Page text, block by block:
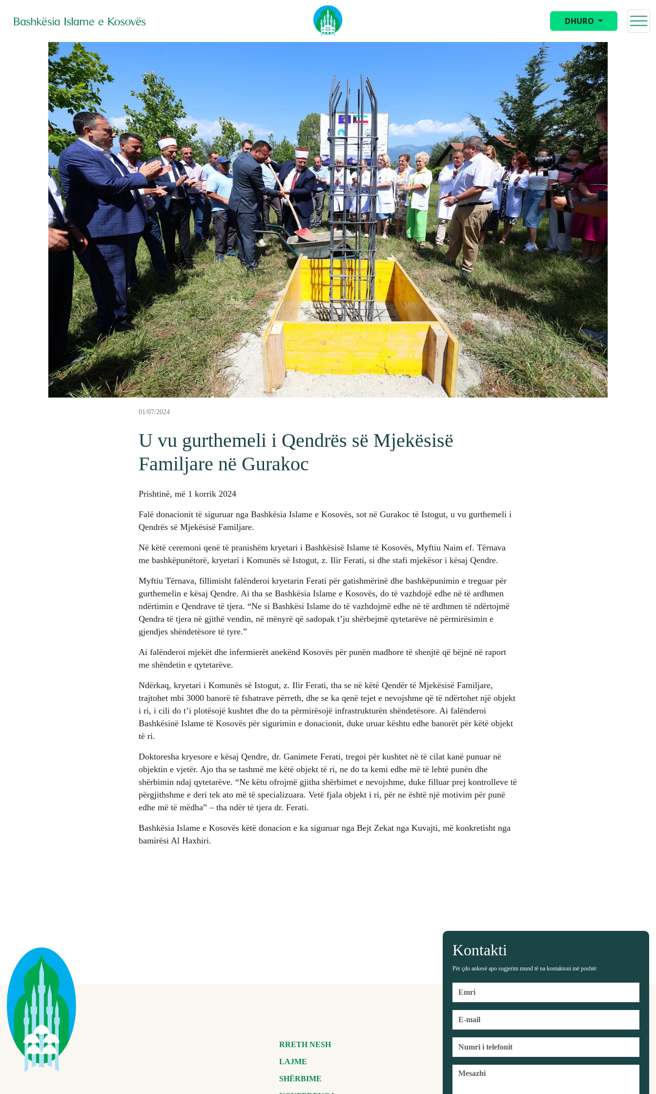
DHURO
01/07/2024
U vu gurthemeli i Qendrës së Mjekësisë
Familjare në Gurakoc
Prishtinë, më 1 korrik 2024
Falë donacionit të siguruar nga Bashkësia Islame e Kosovës, sot në Gurakoc të Istogut, u vu gurthemeli i
Qendrës së Mjekësisë Familjare.
Në këtë ceremoni qenë të pranishëm kryetari i Bashkësisë Islame të Kosovës, Myftiu Naim ef. Tërnava
me bashkëpunëtorë, kryetari i Komunës së Istogut, z. Ilir Ferati, si dhe stafi mjekësor i kësaj Qendre.
Myftiu Tërnava, fillimisht falënderoi kryetarin Ferati për gatishmërinë dhe bashkëpunimin e treguar për
gurthemelin e kësaj Qendre. Ai tha se Bashkësia Islame e Kosovës, do të vazhdojë edhe në të ardhmen
ndërtimin e Qendrave të tjera. “Ne si Bashkësi Islame do të vazhdojmë edhe në të ardhmen të ndërtojmë
Qendra të tjera në gjithë vendin, në mënyrë që sadopak t’ju shërbejmë qytetarëve në përmirësimin e
gjendjes shëndetësore të tyre.”
Ai falënderoi mjekët dhe infermierët anekënd Kosovës për punën madhore të shenjtë që bëjnë në raport
me shëndetin e qytetarëve.
Ndërkaq, kryetari i Komunës së Istogut, z. Ilir Ferati, tha se në këtë Qendër të Mjekësisë Familjare,
trajtohet mbi 3000 banorë të fshatrave përreth, dhe se ka qenë tejet e nevojshme që të ndërtohet një objekt
i ri, i cili do t’i plotësojë kushtet dhe do ta përmirësojë infrastrukturën shëndetësore. Ai falënderoi
Bashkësinë Islame të Kosovës për sigurimin e donacionit, duke uruar kështu edhe banorët për këtë objekt
të ri.
Doktoresha kryesore e kësaj Qendre, dr. Ganimete Ferati, tregoi për kushtet në të cilat kanë punuar në
objektin e vjetër. Ajo tha se tashmë me këtë objekt të ri, ne do ta kemi edhe më të lehtë punën dhe
shërbimin ndaj qytetarëve. “Ne këtu ofrojmë gjitha shërbimet e nevojshme, duke filluar prej kontrolleve të
përgjithshme e deri tek ato më të specializuara. Vetë fjala objekt i ri, për ne është një motivim për punë
edhe më të mëdha” – tha ndër të tjera dr. Ferati.
Bashkësia Islame e Kosovës këtë donacion e ka siguruar nga Bejt Zekat nga Kuvajti, më konkretisht nga
bamirësi Al Haxhiri.
RRETH NESH
LAJME
SHËRBIME
Kontakti
Për çdo ankesë apo sugjerim mund të na kontaktoni më poshtë: